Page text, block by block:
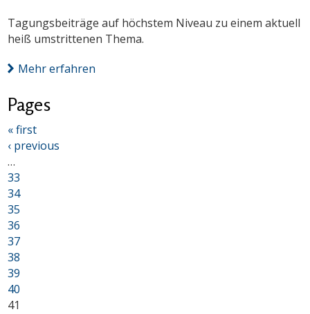
Tagungsbeiträge auf höchstem Niveau zu einem aktuell
heiß umstrittenen Thema.
Mehr erfahren
Pages
« first
‹ previous
…
33
34
35
36
37
38
39
40
41